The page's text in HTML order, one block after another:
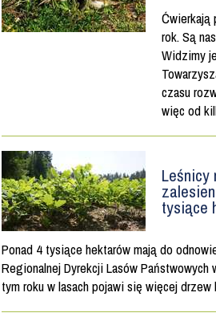
Ćwierkają
rok. Są
Widzimy
czasu
więc od
Leśnicy
tysiące
Ponad 4 tysiące hektarów mają do
Regionalnej Dyrekcji Lasów Państwowych
tym roku w lasach pojawi się więcej drzew